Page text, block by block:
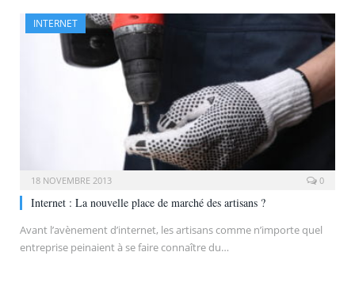
INTERNET
18 NOVEMBRE 2013 0
Internet : La nouvelle place de marché des artisans ?
Avant l’avènement d’internet, les artisans comme n’importe quel
entreprise peinaient à se faire connaître du…